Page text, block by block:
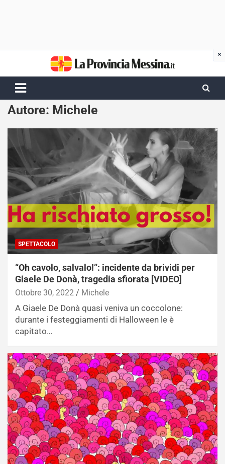
content
Autore: Michele
SPETTACOLO
“Oh cavolo, salvalo!”: incidente da brividi per
Giaele De Donà, tragedia sfiorata [VIDEO]
Ottobre 30, 2022 Michele
A Giaele De Donà quasi veniva un coccolone:
durante i festeggiamenti di Halloween le è
capitato…